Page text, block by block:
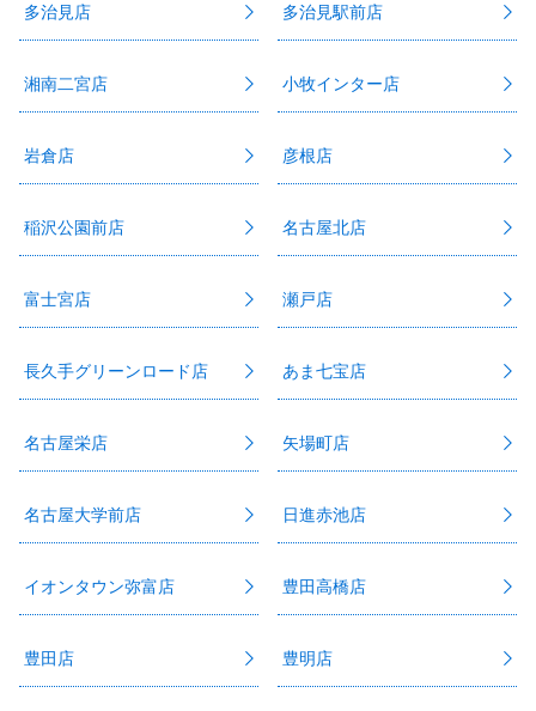
多治見店 多治見駅前店
湘南二宮店 小牧インター店
岩倉店 彦根店
稲沢公園前店 名古屋北店
富士宮店 瀬戸店
長久手グリーンロード店 あま七宝店
名古屋栄店 矢場町店
名古屋大学前店 日進赤池店
イオンタウン弥富店 豊田高橋店
豊田店 豊明店